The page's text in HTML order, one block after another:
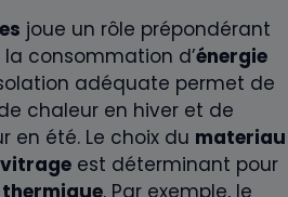
joue un rôle prépondérant
consommation d’énergie
adéquate permet de
chaleur en hiver et de
en été. Le choix du materiau
vitrage est déterminant pour
thermique. Par exemple, le